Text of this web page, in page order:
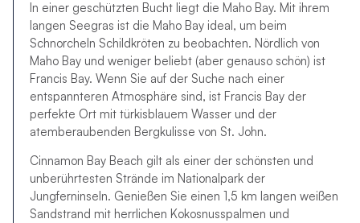
In einer geschützten Bucht liegt die Maho Bay. Mit ihrem
langen Seegras ist die Maho Bay ideal, um beim
Schnorcheln Schildkröten zu beobachten. Nördlich von
Maho Bay und weniger beliebt (aber genauso schön) ist
Francis Bay. Wenn Sie auf der Suche nach einer
entspannteren Atmosphäre sind, ist Francis Bay der
perfekte Ort mit türkisblauem Wasser und der
atemberaubenden Bergkulisse von St. John.
Cinnamon Bay Beach gilt als einer der schönsten und
unberührtesten Strände im Nationalpark der
Jungferninseln. Genießen Sie einen 1,5 km langen weißen
Sandstrand mit herrlichen Kokosnusspalmen und